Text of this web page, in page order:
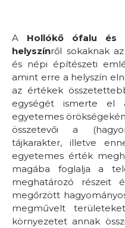
A Hollókő ófalu és
helyszínről sokaknak
és népi építészeti
amint erre a helyszín
az értékek
egységét ismerte el
egyetemes
összetevői a
tájkarakter, illetve
egyetemes érték
magába foglalja a
meghatározó részeit
megőrzött
megművelt
környezetet annak